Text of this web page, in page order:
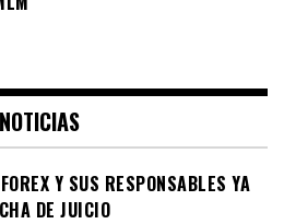
NOTICIAS
Y SUS RESPONSABLES YA
DE JUICIO